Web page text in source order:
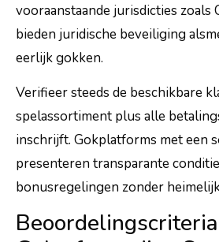
vooraanstaande jurisdicties zoals
bieden juridische beveiliging
eerlijk gokken.
Verifieer steeds de beschikbare
spelassortiment plus alle
inschrijft. Gokplatforms met een
presenteren transparante
bonusregelingen zonder